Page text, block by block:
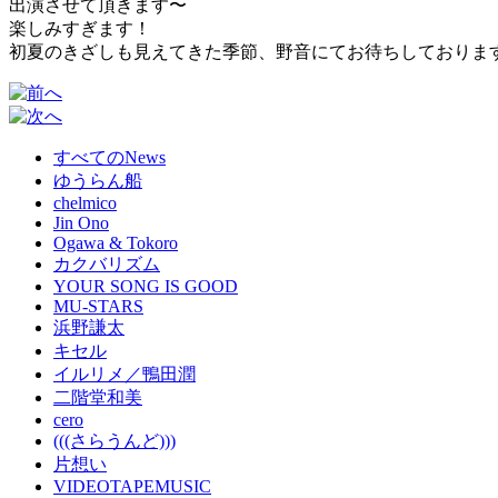
出演させて頂きます〜
楽しみすぎます！
初夏のきざしも見えてきた季節、野音にてお待ちしておりま
すべてのNews
ゆうらん船
chelmico
Jin Ono
Ogawa & Tokoro
カクバリズム
YOUR SONG IS GOOD
MU-STARS
浜野謙太
キセル
イルリメ／鴨田潤
二階堂和美
cero
(((さらうんど)))
片想い
VIDEOTAPEMUSIC